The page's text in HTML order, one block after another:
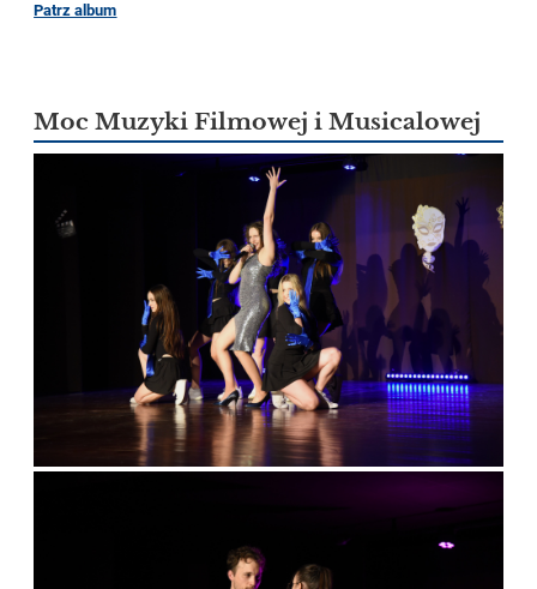
Patrz album
Moc Muzyki Filmowej i Musicalowej